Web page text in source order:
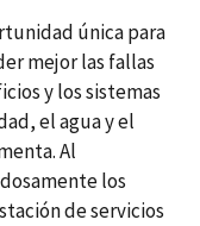
única para
mejor las fallas
y los sistemas
el agua y el
Al
los
de servicios